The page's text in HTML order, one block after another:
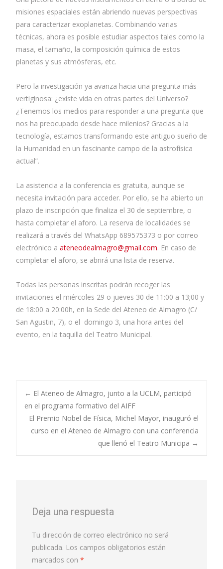
misiones espaciales están abriendo nuevas perspectivas
para caracterizar exoplanetas. Combinando varias
técnicas, ahora es posible estudiar aspectos tales como la
masa, el tamaño, la composición química de estos
planetas y sus atmósferas, etc.
Pero la investigación ya avanza hacia una pregunta más
vertiginosa: ¿existe vida en otras partes del Universo?
¿Tenemos los medios para responder a una pregunta que
nos ha preocupado desde hace milenios? Gracias a la
tecnología, estamos transformando este antiguo sueño de
la Humanidad en un fascinante campo de la astrofísica
actual”.
La asistencia a la conferencia es gratuita, aunque se
necesita invitación para acceder. Por ello, se ha abierto un
plazo de inscripción que finaliza el 30 de septiembre, o
hasta completar el aforo. La reserva de localidades se
realizará a través del WhatsApp 689575373 o por correo
electrónico a ateneodealmagro@gmail.com. En caso de
completar el aforo, se abrirá una lista de reserva.
Todas las personas inscritas podrán recoger las
invitaciones el miércoles 29 o jueves 30 de 11:00 a 13;00 y
de 18:00 a 20:00h, en la Sede del Ateneo de Almagro (C/
San Agustin, 7), o el domingo 3, una hora antes del
evento, en la taquilla del Teatro Municipal.
← El Ateneo de Almagro, junto a la UCLM, participó
en el programa formativo del AIFF
El Premio Nobel de Física, Michel Mayor, inauguró el
curso en el Ateneo de Almagro con una conferencia
que llenó el Teatro Municipa →
Deja una respuesta
Tu dirección de correo electrónico no será
publicada. Los campos obligatorios están
marcados con *